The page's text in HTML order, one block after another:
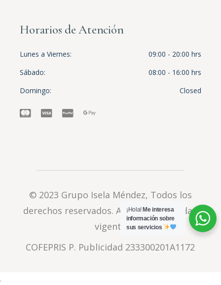
Horarios de Atención
Lunes a Viernes
09:00 - 20:00 hrs
Sábado
08:00 - 16:00 hrs
Domingo
Closed
© 2023 Grupo Isela Méndez, Todos los
derechos reservados. Aviso de privacidad
vigente
COFEPRIS P. Publicidad 233300201A1172
.
¡Hola! Me interesa
información sobre
sus servicios